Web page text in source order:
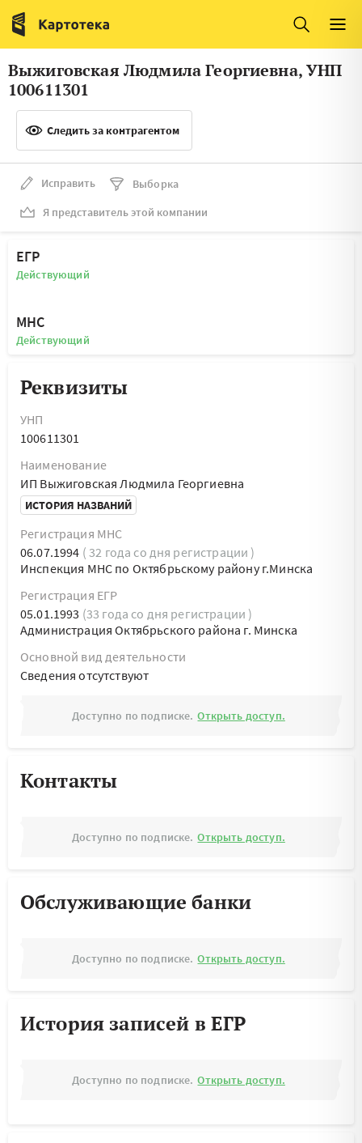
Италия
Люксембург
Литва
Латвия
Словения
Франция
Швеция
Мальта
Выжиговская Людмила Георгиевна, УНП
100611301
Следить за контрагентом
Исправить
Выборка
Я представитель этой компании
ЕГР
Действующий
МНС
Действующий
Реквизиты
УНП
100611301
Наименование
ИП Выжиговская Людмила Георгиевна
ИСТОРИЯ НАЗВАНИЙ
Регистрация МНС
06.07.1994 ( 32 года со дня регистрации )
Инспекция МНС по Октябрьскому району г.Минска
Регистрация ЕГР
05.01.1993 (33 года со дня регистрации )
Администрация Октябрьского района г. Минска
Основной вид деятельности
Cведения отсутствуют
Доступно по подписке. Открыть доступ.
Контакты
Доступно по подписке. Открыть доступ.
Обслуживающие банки
Доступно по подписке. Открыть доступ.
История записей в ЕГР
Доступно по подписке. Открыть доступ.